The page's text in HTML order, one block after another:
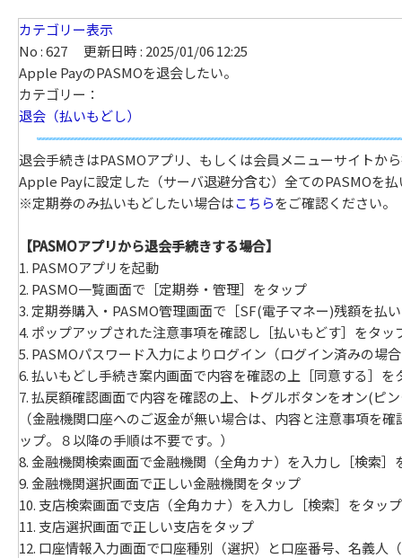
カテゴリー表示
No : 627
更新日時 : 2025/01/06 12:25
Apple PayのPASMOを退会したい。
カテゴリー：
退会（払いもどし）
退会手続きはPASMOアプリ、もしくは会員メニューサイトか
Apple Payに設定した（サーバ退避分含む）全てのPASMOを
※定期券のみ払いもどしたい場合はこちらをご確認ください。
【PASMOアプリから退会手続きする場合】
1. PASMOアプリを起動
2. PASMO一覧画面で［定期券・管理］をタップ
3. 定期券購入・PASMO管理画面で［SF(電子マネー)残額を払
4. ポップアップされた注意事項を確認し［払いもどす］をタッ
5. PASMOパスワード入力によりログイン（ログイン済みの場
6. 払いもどし手続き案内画面で内容を確認の上［同意する］を
7. 払戻額確認画面で内容を確認の上、トグルボタンをオン(ピ
（金融機関口座へのご返金が無い場合は、内容と注意事項を
ップ。８以降の手順は不要です。）
8. 金融機関検索画面で金融機関（全角カナ）を入力し［検索
9. 金融機関選択画面で正しい金融機関をタップ
10. 支店検索画面で支店（全角カナ）を入力し［検索］をタップ
11. 支店選択画面で正しい支店をタップ
12. 口座情報入力画面で口座種別（選択）と口座番号、名義人